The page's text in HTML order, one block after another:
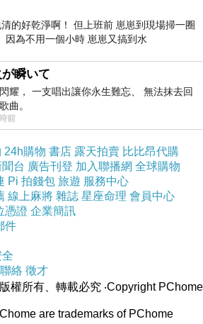
是深刻
的好乾淨啊！ 但上班前 崽崽到現場掃一圈
因為不用一個小時 崽崽又搞到水
瞬いて
耀， 一支唱出讓你永生難忘、 無法抹去回
曲。
前
24h購物 書店 露天拍賣 比比昂代購
台 廣告刊登 加入聯播網 全球購物
Pi 拍錢包 旅遊 服務中心
線上麻將 雜誌 星座命理 會員中心
憑證 企業簡訊
件
絡 徵才
權所有、轉載必究 ‧Copyright PChome
are trademarks of PChome